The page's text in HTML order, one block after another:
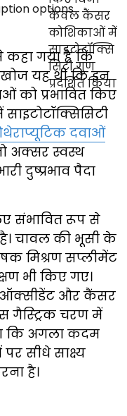
कहा गया है कि
यह थी कि इन
को प्रभावित किए
दवाओं
अक्सर स्वस्थ
दुष्प्रभाव पैदा
संभावित रूप से
चावल की भूसी के
मिश्रण सप्लीमेंट
भी किए गए।
और कैंसर
गैस्ट्रिक चरण में
कि अगला कदम
सीधे साक्ष्य
है।